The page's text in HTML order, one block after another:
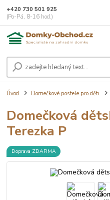
+420 730 501 925
(Po-Pá, 8-16 hod.)
Úvod Domečkové postele pro děti
Domečková
Terezka P
Doprava ZDARMA